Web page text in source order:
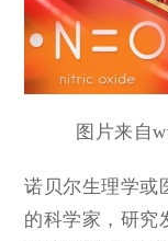
图片来自
诺贝尔生理学或
的科学家，研究